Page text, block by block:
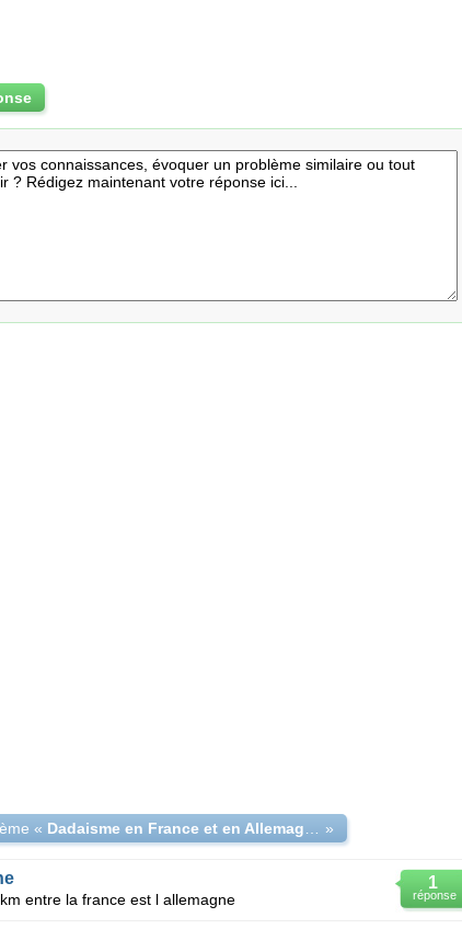
« »
1
réponse
entre la france est l allemagne